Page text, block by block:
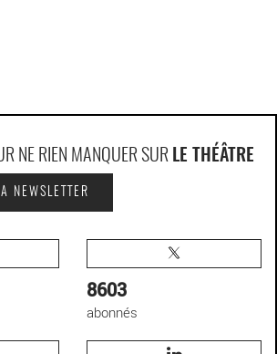
NE RIEN MANQUER SUR LE THÉÂTRE
NEWSLETTER
8603
abonnés